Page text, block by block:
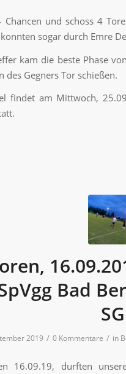
und schoss 4
sogar durch Emre
kam die beste Phase
des Gegners Tor schießen.
findet am Mittwoch,
Bad
SG
2019 / 0 Kommentare / in
16.09.19, durften